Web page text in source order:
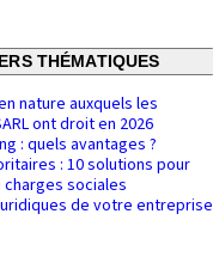
THÉMATIQUES
nature auxquels les
ont droit en 2026
: quels avantages ?
: 10 solutions pour
sociales
de votre entreprise